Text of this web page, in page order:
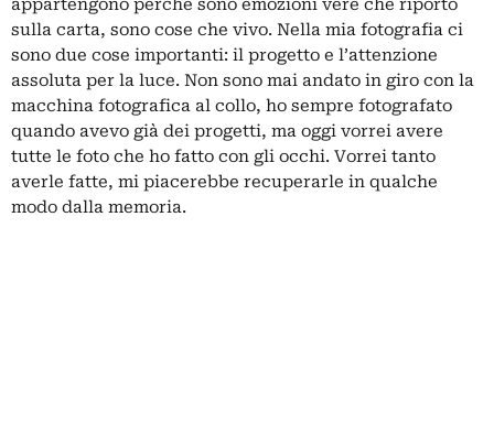
appartengono perché sono emozioni vere che riporto
sulla carta, sono cose che vivo. Nella mia fotografia ci
sono due cose importanti: il progetto e l’attenzione
assoluta per la luce. Non sono mai andato in giro con la
macchina fotografica al collo, ho sempre fotografato
quando avevo già dei progetti, ma oggi vorrei avere
tutte le foto che ho fatto con gli occhi. Vorrei tanto
averle fatte, mi piacerebbe recuperarle in qualche
modo dalla memoria.